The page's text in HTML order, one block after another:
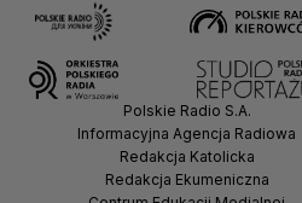
Polskie Radio S.A.
Informacyjna Agencja Radiowa
Redakcja Katolicka
Redakcja Ekumeniczna